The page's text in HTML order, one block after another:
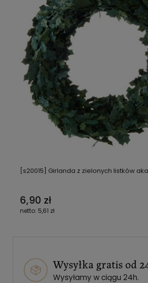
[s20015] Girlanda z zielonych listków
6,90 zł
5,61 zł
Wysyłka gratis od
Wysyłamy w ciągu 24h.